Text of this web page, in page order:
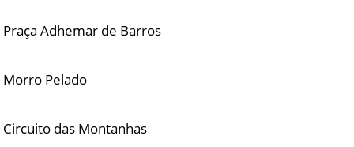
Praça Adhemar de Barros
Morro Pelado
Circuito das Montanhas